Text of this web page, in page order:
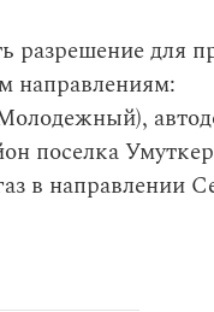
разрешение для
направлениям:
поселка
в направлении